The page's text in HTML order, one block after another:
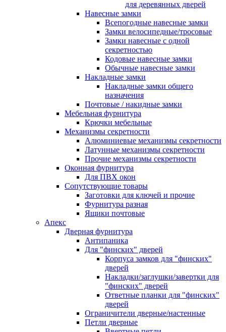
для деревянных дверей
Навесные замки
Всепогодные навесные замки
Замки велосипедные/тросовые
Замки навесные с одной
секретностью
Кодовые навесные замки
Обычные навесные замки
Накладные замки
Накладные замки общего
назначения
Почтовые / накидные замки
Мебельная фурнитура
Крючки мебельные
Механизмы секретности
Алюминиевые механизмы секретности
Латунные механизмы секретности
Прочие механизмы секретности
Оконная фурнитура
Для ПВХ окон
Сопутствующие товары
Заготовки для ключей и прочие
Фурнитура разная
Ящики почтовые
Апекс
Дверная фурнитура
Антипаника
Для "финских" дверей
Корпуса замков для "финских"
дверей
Накладки/заглушки/завертки для
"финских" дверей
Ответные планки для "финских"
дверей
Ограничители дверные/настенные
Петли дверные